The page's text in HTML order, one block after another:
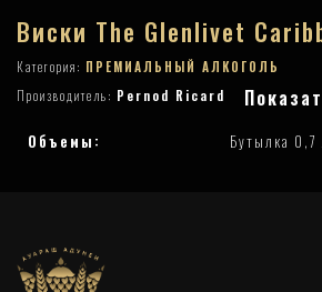
Виски The Glenlivet
Категория: ПРЕМИАЛЬНЫЙ АЛКОГОЛЬ
Производитель: Pernod Ricard
Объемы: Бутылка 0,7